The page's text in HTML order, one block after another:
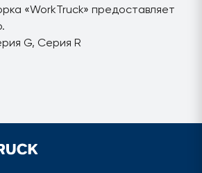
«WorkTruck» предоставляет
G, Серия R